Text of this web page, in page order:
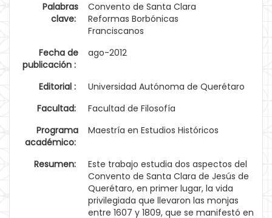
Palabras
clave:
Convento de Santa Clara
Reformas Borbónicas
Franciscanos
Fecha de
publicación :
ago-2012
Editorial :
Universidad Autónoma de Querétaro
Facultad:
Facultad de Filosofía
Programa
académico:
Maestría en Estudios Históricos
Resumen:
Este trabajo estudia dos aspectos del
Convento de Santa Clara de Jesús de
Querétaro, en primer lugar, la vida
privilegiada que llevaron las monjas
entre 1607 y 1809, que se manifestó en